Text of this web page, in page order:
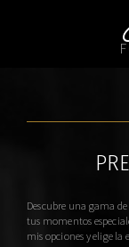
Descubre una gama
tus momentos
mis opciones y elige la